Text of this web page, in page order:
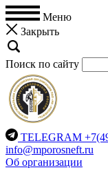
Меню
Закрыть
Поиск по сайту
TELEGRAM
info@mporosneft.ru
Об организации